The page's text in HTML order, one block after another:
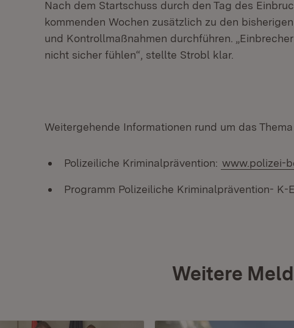
Nach dem Startschuss durch den Tag des
kommenden Wochen zusätzlich zu den
und Kontrollmaßnahmen durchführen.
nicht sicher fühlen“, stellte Strobl klar.
Weitergehende Informationen rund um das
Polizeiliche Kriminalprävention: www.polizei-
Programm Polizeiliche Kriminalprävention- K-
Weitere